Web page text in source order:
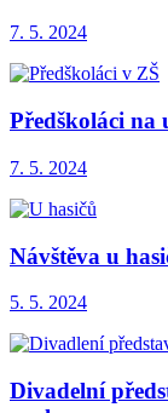
7. 5. 2024
Předškoláci na
7. 5. 2024
Návštěva u
5. 5. 2024
Divadelní